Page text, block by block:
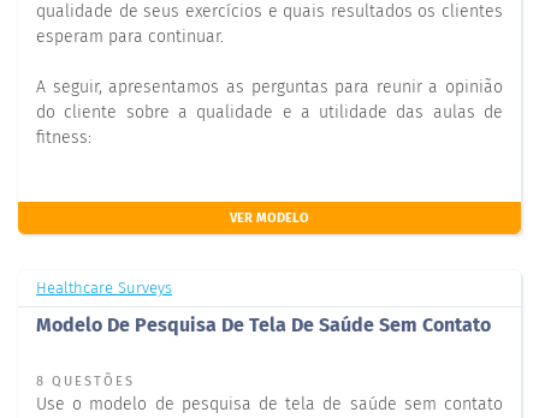
qualidade de seus exercícios e quais resultados os clientes
esperam para continuar.
A seguir, apresentamos as perguntas para reunir a opinião
do cliente sobre a qualidade e a utilidade das aulas de
fitness:
VER MODELO
Healthcare Surveys
Modelo De Pesquisa De Tela De Saúde Sem Contato
8 QUESTÕES
Use o modelo de pesquisa de tela de saúde sem contato